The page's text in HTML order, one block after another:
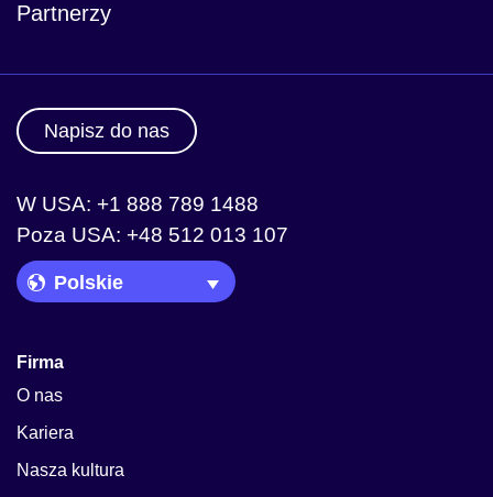
Partnerzy
Napisz do nas
W USA: +1 888 789 1488
Poza USA: +48 512 013 107
Language Picker
Firma
O nas
Kariera
Nasza kultura